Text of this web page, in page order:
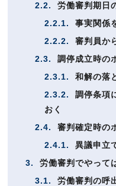
2.2.
労働審判期日
2.2.1.
事実関係
2.2.2.
審判員か
2.3.
調停成立時の
2.3.1.
和解の落
2.3.2.
調停条項
おく
2.4.
審判確定時の
2.4.1.
異議申立
3.
労働審判でやって
3.1.
労働審判の呼